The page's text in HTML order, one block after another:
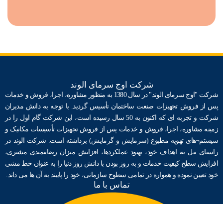
شرکت اوج سرمای الوند
شرکت "اوج سرمای الوند" در سال 1380 به منظور مشاوره، اجرا، فروش و خدمات
پس از فروش تجهیزات صنعت ساختمان ﺗﺄسیس گردید. با توجه به دانش مدیران
شرکت و تجربه ای که اکنون به 50 سال رسیده است، این شرکت گام اول را در
زمینه مشاوره، اجرا، فروش و خدمات پس از فروش تجهیزات ﺗﺄسیسات مکانیک و
سیستم¬های تهویه مطبوع (سرمایش و گرمایش) برداشته است. شرکت الوند در
راستای نیل به اهداف خود، بهبود عملکردها، افزایش میزان رضایتمندی مشتری،
افزایش سطح کیفیت خدمات و به روز بودن با دانش روز دنیا را به عنوان خط مشی
خود تعیین نموده و همواره در تمامی سطوح سازمانی، خود را پایبند به آن ها می داند.
تماس با ما